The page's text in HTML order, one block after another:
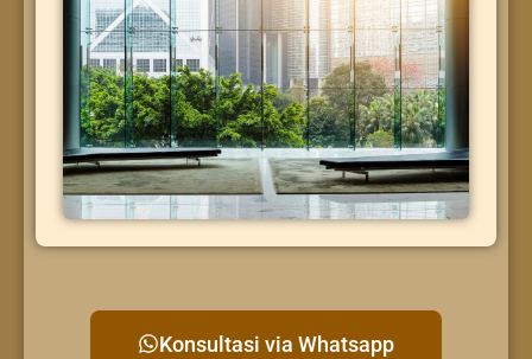
Konsultasi via Whatsapp